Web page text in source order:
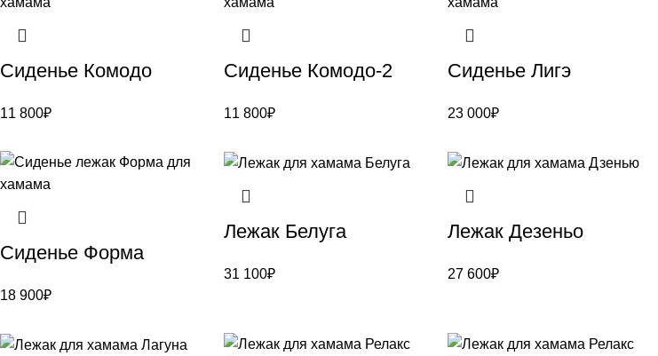
Сиденье Комодо
11 800₽
Сиденье Комодо-2
11 800₽
Сиденье Лигэ
23 000₽
Сиденье Форма
18 900₽
Лежак Белуга
31 100₽
Лежак Дезеньо
27 600₽